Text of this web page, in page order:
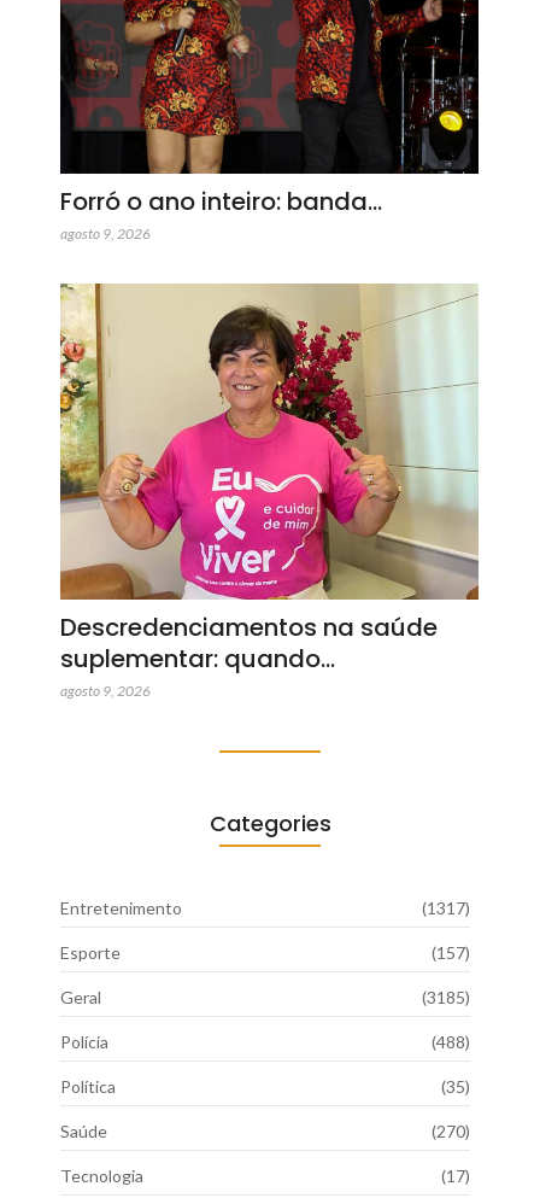
Forró o ano inteiro: banda…
agosto 9, 2026
Descredenciamentos na saúde
suplementar: quando…
agosto 9, 2026
Categories
Entretenimento (1317)
Esporte (157)
Geral (3185)
Polícia (488)
Política (35)
Saúde (270)
Tecnologia (17)